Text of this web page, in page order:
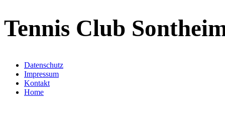
Tennis Club
Datenschutz
Impressum
Kontakt
Home